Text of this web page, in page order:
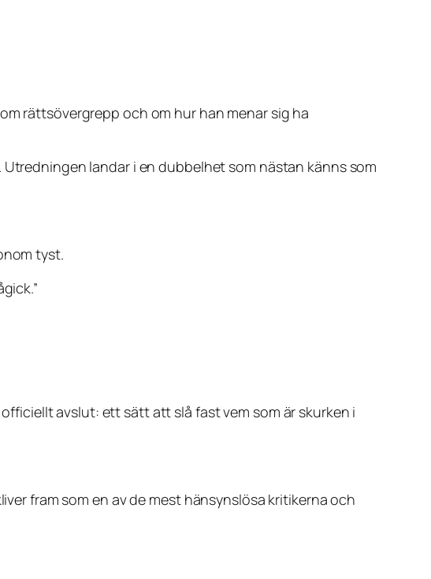
rättsövergrepp och om hur han menar sig ha
landar i en dubbelhet som nästan känns som
tyst.
avslut: ett sätt att slå fast vem som är skurken i
fram som en av de mest hänsynslösa kritikerna och